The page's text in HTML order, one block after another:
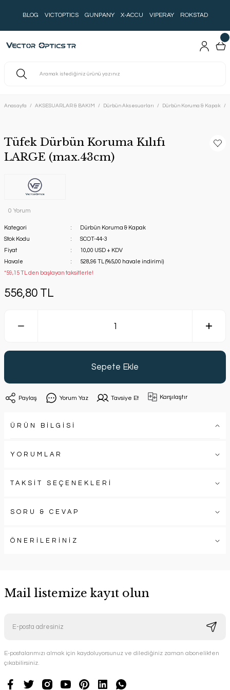
BLOG VICTOPTICS GUNPANY X-ACCU VIPERAY ROKSTAD
Anasayfa AKSESUARLAR & BAKIM Dürbün Aksesuarları Dürbün Koruma & Kapak
Tüfek Dürbün Koruma Kılıfı
LARGE (max.43cm)
0 Yorum
Kategori
Dürbün Koruma & Kapak
Stok Kodu
SCOT-44-3
Fiyat
10,00 USD + KDV
Havale
528,96 TL (%5,00 havale indirimi)
*59,15 TL den başlayan taksitlerle!
556,80 TL
Sepete Ekle
Paylaş Yorum Yaz Tavsiye Et Karşılaştır
ÜRÜN BİLGİSİ
YORUMLAR
TAKSİT SEÇENEKLERİ
SORU & CEVAP
ÖNERİLERİNİZ
Mail listemize kayıt olun
E-postalarımızı almak için kaydoluyorsunuz ve dilediğiniz zaman abonelikten
çıkabilirsiniz.